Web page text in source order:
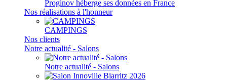
Proginov héberge ses données en France
Nos réalisations à l'honneur
CAMPINGS
Nos clients
Notre actualité - Salons
Notre actualité - Salons